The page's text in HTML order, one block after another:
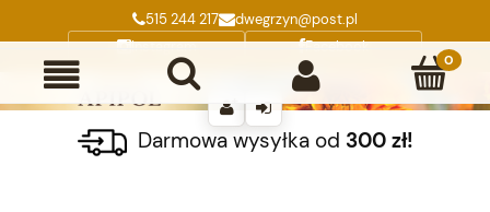
515 244 217
dwegrzyn@post.pl
Instagram
Facebook
Darmowa wysyłka od 300 zł!